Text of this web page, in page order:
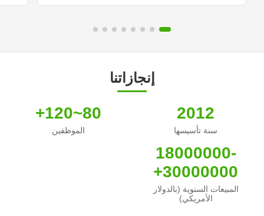
إنجازاتنا
2012
سنة تأسيسها
80~120+
الموظفين
18000000-
30000000+
المبيعات السنوية (بالدولار
الأمريكي)